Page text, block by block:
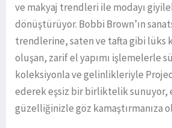
ve makyaj trendleri ile modayı
dönüştürüyor. Bobbi Brown’ın
trendlerine, saten ve tafta gibi lüks
oluşan, zarif el yapımı işlemelerle
koleksiyonla ve gelinlikleriyle
ederek eşsiz bir birliktelik sunuyor,
güzelliğinizle göz kamaştırmanıza